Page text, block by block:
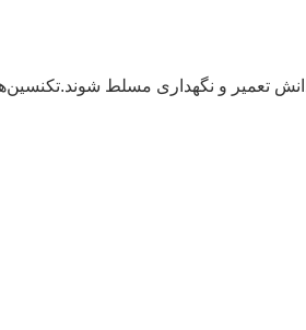
تعمیر و نگهداری مسلط